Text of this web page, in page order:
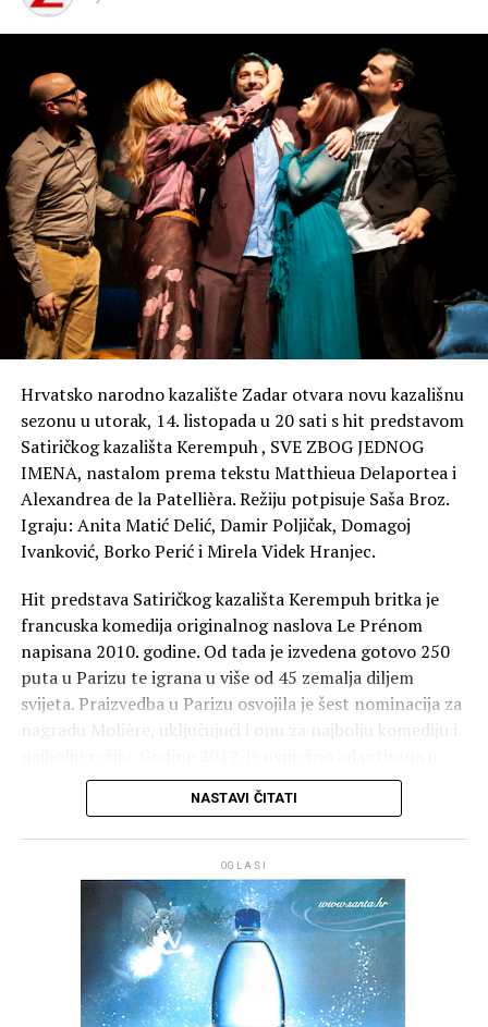
tijekom zadnjih desetljeća, na simpoziju će se
organizirati i tri okrugla stola posvećena medicini
usmjerenoj prema osobi na području mentalnog
zdravlja, palijativnoj medicini i kardio-reno-
metaboličkom zdravlju.
Svečano otvaranje predviđeno je u 11 sati u crkvi sv.
Nikole (Međunarodni centar za podvodnu arheologiju,
Božidara Petranovića 3).
Hrvatsko narodno kazalište Zadar otvara novu kazališnu
sezonu u utorak, 14. listopada u 20 sati s hit predstavom
Satiričkog kazališta Kerempuh , SVE ZBOG JEDNOG
IMENA, nastalom prema tekstu Matthieua Delaportea i
Alexandrea de la Patellièra. Režiju potpisuje Saša Broz.
Igraju: Anita Matić Delić, Damir Poljičak, Domagoj
Ivanković, Borko Perić i Mirela Videk Hranjec.
Hit predstava Satiričkog kazališta Kerempuh britka je
francuska komedija originalnog naslova Le Prénom
napisana 2010. godine. Od tada je izvedena gotovo 250
puta u Parizu te igrana u više od 45 zemalja diljem
svijeta. Praizvedba u Parizu osvojila je šest nominacija za
nagradu Molière, uključujući i onu za najbolju komediju i
film koji je pogledalo tri milijuna gledatelja.
građanskome sloju razotkriva i ismijava sve mane
društva i pojedinaca, međusobnu netrpeljivost, poziciju
žene, odnos prema djeci u zatvorenome i izoliranome
prostoru ograničenome kućnim zidovima unutar kojih se
mimetički saznaju djelići grubih pojedinačnih i obiteljskih
istina zavijenih igrivo i zaigrano u komedijske situacije.
Savjet: svakako pogledati.
NASTAVI ČITATI
OGLASI